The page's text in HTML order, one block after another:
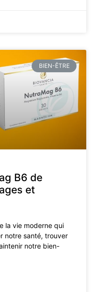
BIEN-ÊTRE
B6 de
et
la vie moderne qui
notre santé, trouver
notre bien-